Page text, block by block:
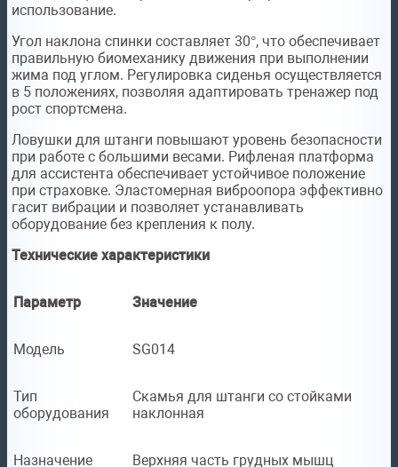
использование.
Угол наклона спинки составляет 30°, что обеспечивает
правильную биомеханику движения при выполнении
жима под углом. Регулировка сиденья осуществляется
в 5 положениях, позволяя адаптировать тренажер под
рост спортсмена.
Ловушки для штанги повышают уровень безопасности
при работе с большими весами. Рифленая платформа
для ассистента обеспечивает устойчивое положение
при страховке. Эластомерная виброопора эффективно
гасит вибрации и позволяет устанавливать
оборудование без крепления к полу.
Технические характеристики
Параметр Значение
Модель SG014
Тип
оборудования
Скамья для штанги со стойками
наклонная
Назначение Верхняя часть грудных мышц